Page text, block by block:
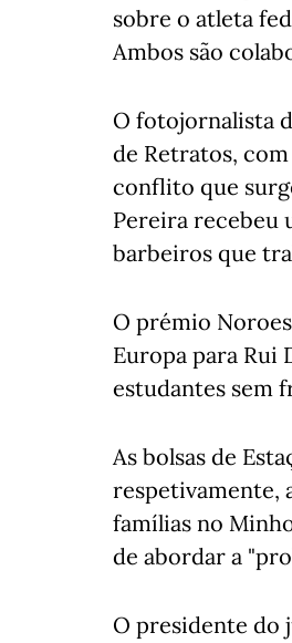
sobre o atleta
Ambos são
O fotojornalista
de Retratos,
conflito que
Pereira recebeu
barbeiros que
O prémio
Europa para Rui
estudantes sem
As bolsas de
respetivamente,
famílias no
de abordar a
O presidente do